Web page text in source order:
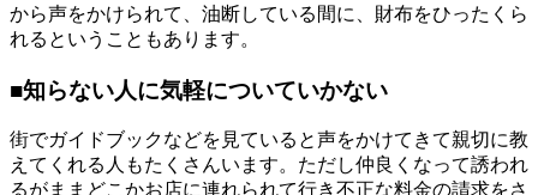
から声をかけられて、油断している間に、財布をひったくら
れるということもあります。
■知らない人に気軽についていかない
街でガイドブックなどを見ていると声をかけてきて親切に教
えてくれる人もたくさんいます。ただし仲良くなって誘われ
るがままどこかお店に連れられて行き不正な料金の請求をさ